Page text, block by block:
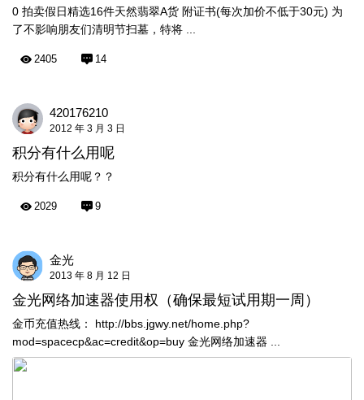
0 拍卖假日精选16件天然翡翠A货 附证书(每次加价不低于30元) 为
了不影响朋友们清明节扫墓，特将 ...
2405 14
420176210
2012 年 3 月 3 日
积分有什么用呢
积分有什么用呢？？
2029 9
金光
2013 年 8 月 12 日
金光网络加速器使用权（确保最短试用期一周）
金币充值热线： http://bbs.jgwy.net/home.php?
mod=spacecp&ac=credit&op=buy 金光网络加速器 ...